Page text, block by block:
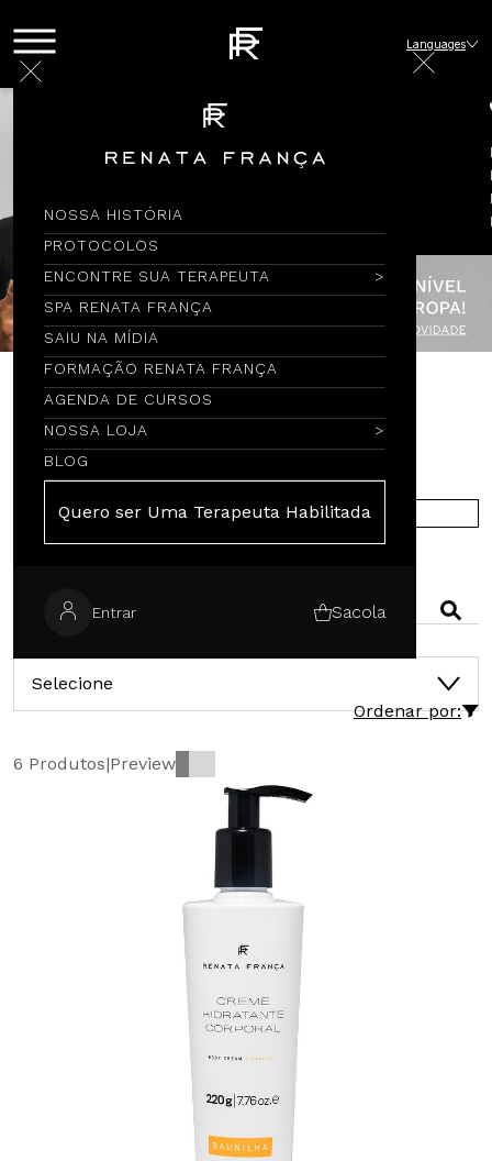
NOSSA HISTÓRIA
PROTOCOLOS
ENCONTRE SUA TERAPEUTA
SPA RENATA FRANÇA
SAIU NA MÍDIA
FORMAÇÃO RENATA FRANÇA
AGENDA DE CURSOS
NOSSA LOJA
BLOG
Quero ser Uma Terapeuta Habilitada
Entrar Sacola
Languages
Encontre por Nome
COMPRE NA EUROPA
Selecione
Ordenar por:
6 Produtos|Preview